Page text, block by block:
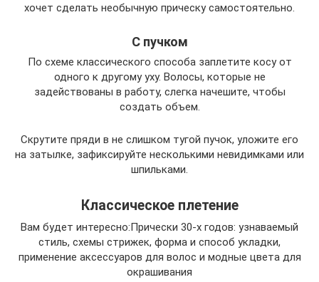
хочет сделать необычную прическу самостоятельно.
С пучком
По схеме классического способа заплетите косу от
одного к другому уху. Волосы, которые не
задействованы в работу, слегка начешите, чтобы
создать объем.
Скрутите пряди в не слишком тугой пучок, уложите его
на затылке, зафиксируйте несколькими невидимками или
шпильками.
Классическое плетение
Вам будет интересно:Прически 30-х годов: узнаваемый
стиль, схемы стрижек, форма и способ укладки,
применение аксессуаров для волос и модные цвета для
окрашивания